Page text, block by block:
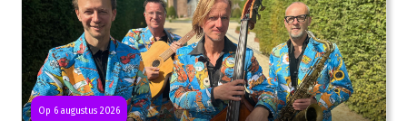
Op 6 augustus 2026